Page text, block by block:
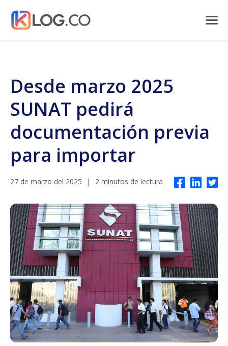
Desde marzo 2025
SUNAT pedirá
documentación previa
para importar
27 de marzo del 2025 | 2 minutos de lectura